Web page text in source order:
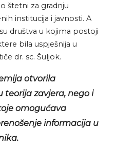
štetni za gradnju
institucija i javnosti. A
društva u kojima postoji
bila uspješnija u
dr. sc. Šuljok.
otvorila
teorija zavjera, nego i
omogućava
informacija u